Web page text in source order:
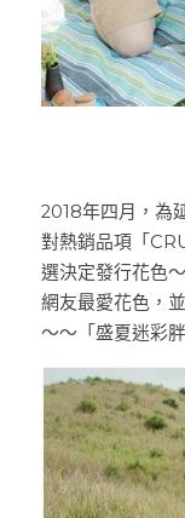
2018年四月，為
對熱銷品項「
選決定發行花色
網友最愛花色，
～～「盛夏迷彩